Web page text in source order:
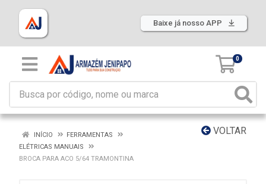
Baixe já nosso APP
0
VOLTAR
INÍCIO
FERRAMENTAS
ELÉTRICAS MANUAIS
BROCA PARA ACO 5/64 TRAMONTINA